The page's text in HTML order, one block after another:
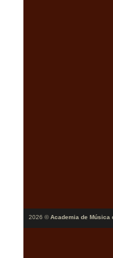
2026 ©Academia de Música